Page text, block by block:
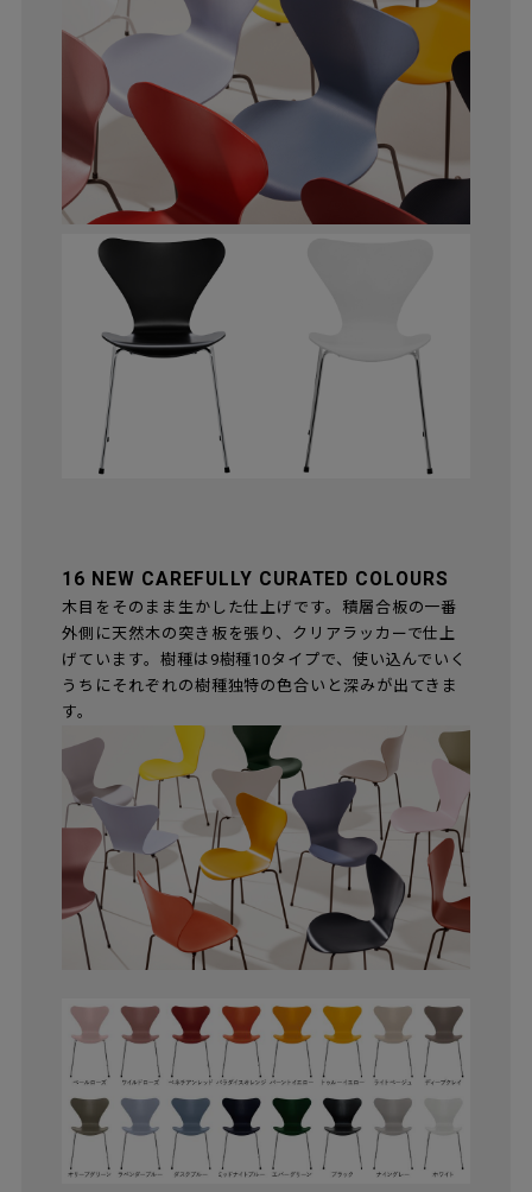
16 NEW CAREFULLY CURATED COLOURS
木目をそのまま生かした仕上げです。積層合板の一番
外側に天然木の突き板を張り、クリアラッカーで仕上
げています。樹種は9樹種10タイプで、使い込んでいく
うちにそれぞれの樹種独特の色合いと深みが出てきま
す。